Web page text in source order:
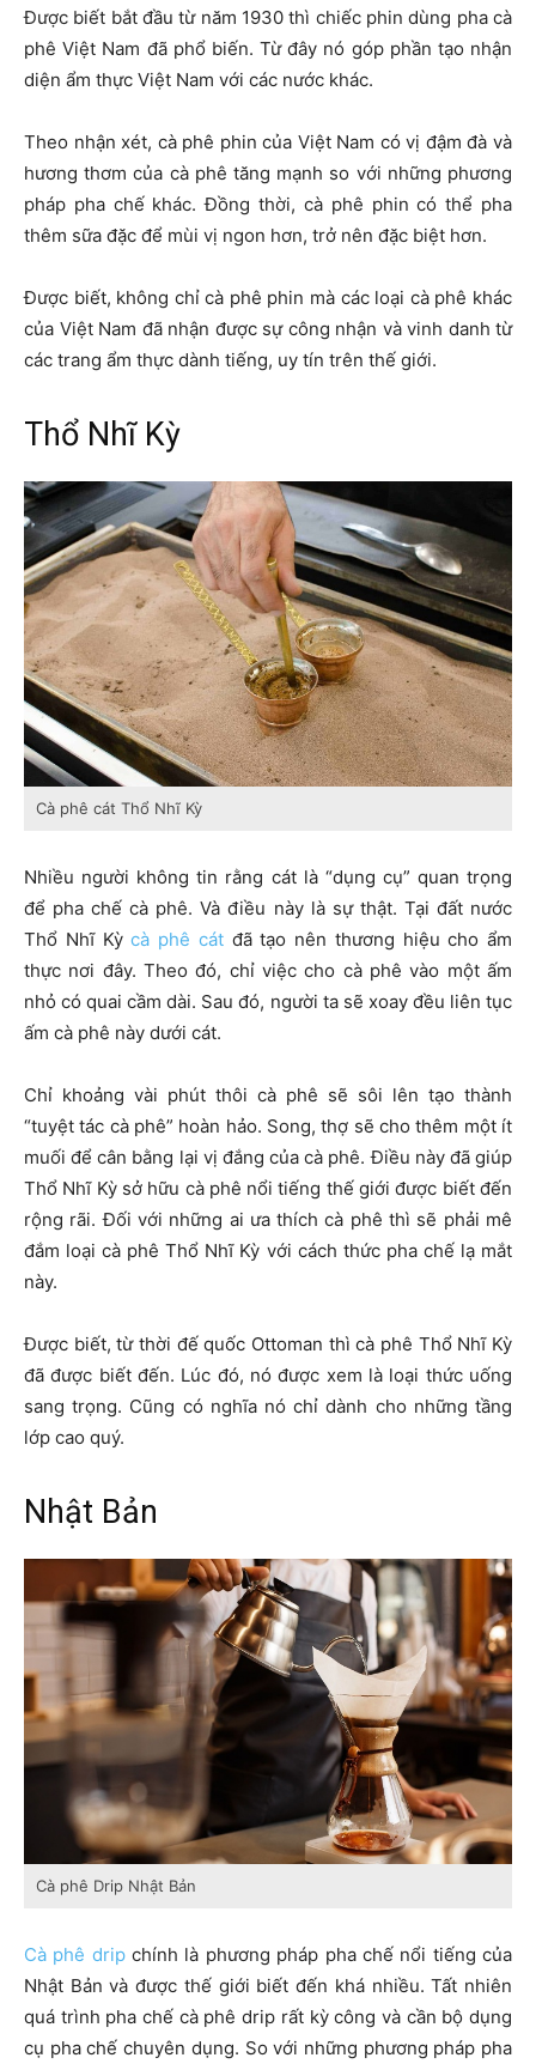
Được biết bắt đầu từ năm 1930 thì chiếc phin dùng pha cà
phê Việt Nam đã phổ biến. Từ đây nó góp phần tạo nhận
diện ẩm thực Việt Nam với các nước khác.
Theo nhận xét, cà phê phin của Việt Nam có vị đậm đà và
hương thơm của cà phê tăng mạnh so với những phương
pháp pha chế khác. Đồng thời, cà phê phin có thể pha
thêm sữa đặc để mùi vị ngon hơn, trở nên đặc biệt hơn.
Được biết, không chỉ cà phê phin mà các loại cà phê khác
của Việt Nam đã nhận được sự công nhận và vinh danh từ
các trang ẩm thực dành tiếng, uy tín trên thế giới.
Thổ Nhĩ Kỳ
Cà phê cát Thổ Nhĩ Kỳ
Nhiều người không tin rằng cát là “dụng cụ” quan trọng
để pha chế cà phê. Và điều này là sự thật. Tại đất nước
Thổ Nhĩ Kỳcà phê cátđã tạo nên thương hiệu cho ẩm
thực nơi đây. Theo đó, chỉ việc cho cà phê vào một ấm
nhỏ có quai cầm dài. Sau đó, người ta sẽ xoay đều liên tục
ấm cà phê này dưới cát.
Chỉ khoảng vài phút thôi cà phê sẽ sôi lên tạo thành
“tuyệt tác cà phê” hoàn hảo. Song, thợ sẽ cho thêm một ít
muối để cân bằng lại vị đắng của cà phê. Điều này đã giúp
Thổ Nhĩ Kỳ sở hữu cà phê nổi tiếng thế giới được biết đến
rộng rãi. Đối với những ai ưa thích cà phê thì sẽ phải mê
đắm loại cà phê Thổ Nhĩ Kỳ với cách thức pha chế lạ mắt
này.
Được biết, từ thời đế quốc Ottoman thì cà phê Thổ Nhĩ Kỳ
đã được biết đến. Lúc đó, nó được xem là loại thức uống
sang trọng. Cũng có nghĩa nó chỉ dành cho những tầng
lớp cao quý.
Nhật Bản
Cà phê Drip Nhật Bản
Cà phê dripchính là phương pháp pha chế nổi tiếng của
Nhật Bản và được thế giới biết đến khá nhiều. Tất nhiên
quá trình pha chế cà phê drip rất kỳ công và cần bộ dụng
cụ pha chế chuyên dụng. So với những phương pháp pha